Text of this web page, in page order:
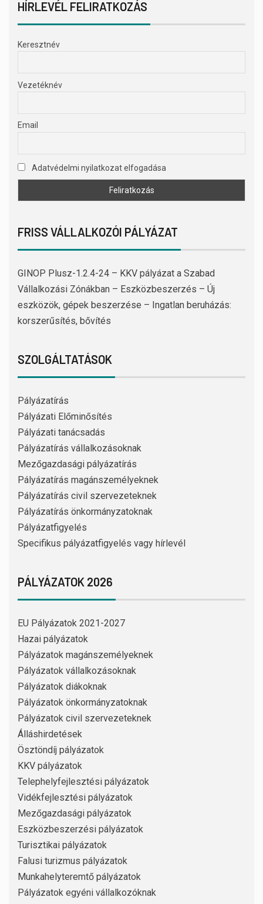
HÍRLEVÉL FELIRATKOZÁS
Keresztnév
Vezetéknév
Email
Adatvédelmi nyilatkozat elfogadása
FRISS VÁLLALKOZÓI PÁLYÁZAT
GINOP Plusz-1.2.4-24 – KKV pályázat a Szabad
Vállalkozási Zónákban – Eszközbeszerzés – Új
eszközök, gépek beszerzése – Ingatlan beruházás:
korszerűsítés, bővítés
SZOLGÁLTATÁSOK
Pályázatírás
Pályázati Előminősítés
Pályázati tanácsadás
Pályázatírás vállalkozásoknak
Mezőgazdasági pályázatírás
Pályázatírás magánszemélyeknek
Pályázatírás civil szervezeteknek
Pályázatírás önkormányzatoknak
Pályázatfigyelés
Specifikus pályázatfigyelés vagy hírlevél
PÁLYÁZATOK 2026
EU Pályázatok 2021-2027
Hazai pályázatok
Pályázatok magánszemélyeknek
Pályázatok vállalkozásoknak
Pályázatok diákoknak
Pályázatok önkormányzatoknak
Pályázatok civil szervezeteknek
Álláshirdetések
Ösztöndíj pályázatok
KKV pályázatok
Telephelyfejlesztési pályázatok
Vidékfejlesztési pályázatok
Mezőgazdasági pályázatok
Eszközbeszerzési pályázatok
Turisztikai pályázatok
Falusi turizmus pályázatok
Munkahelyteremtő pályázatok
Pályázatok egyéni vállalkozóknak